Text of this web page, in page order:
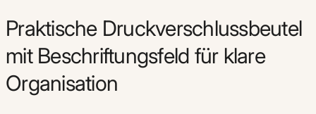
Praktische Druckverschlussbeutel
mit Beschriftungsfeld für klare
Organisation